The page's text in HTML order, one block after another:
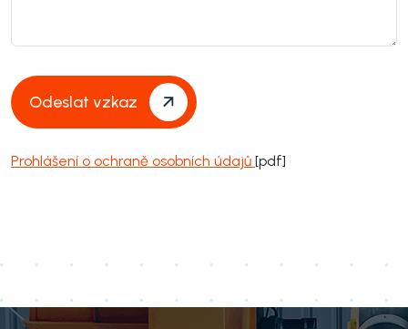
Odeslat vzkaz
Prohlášení o ochraně osobních údajů [pdf]